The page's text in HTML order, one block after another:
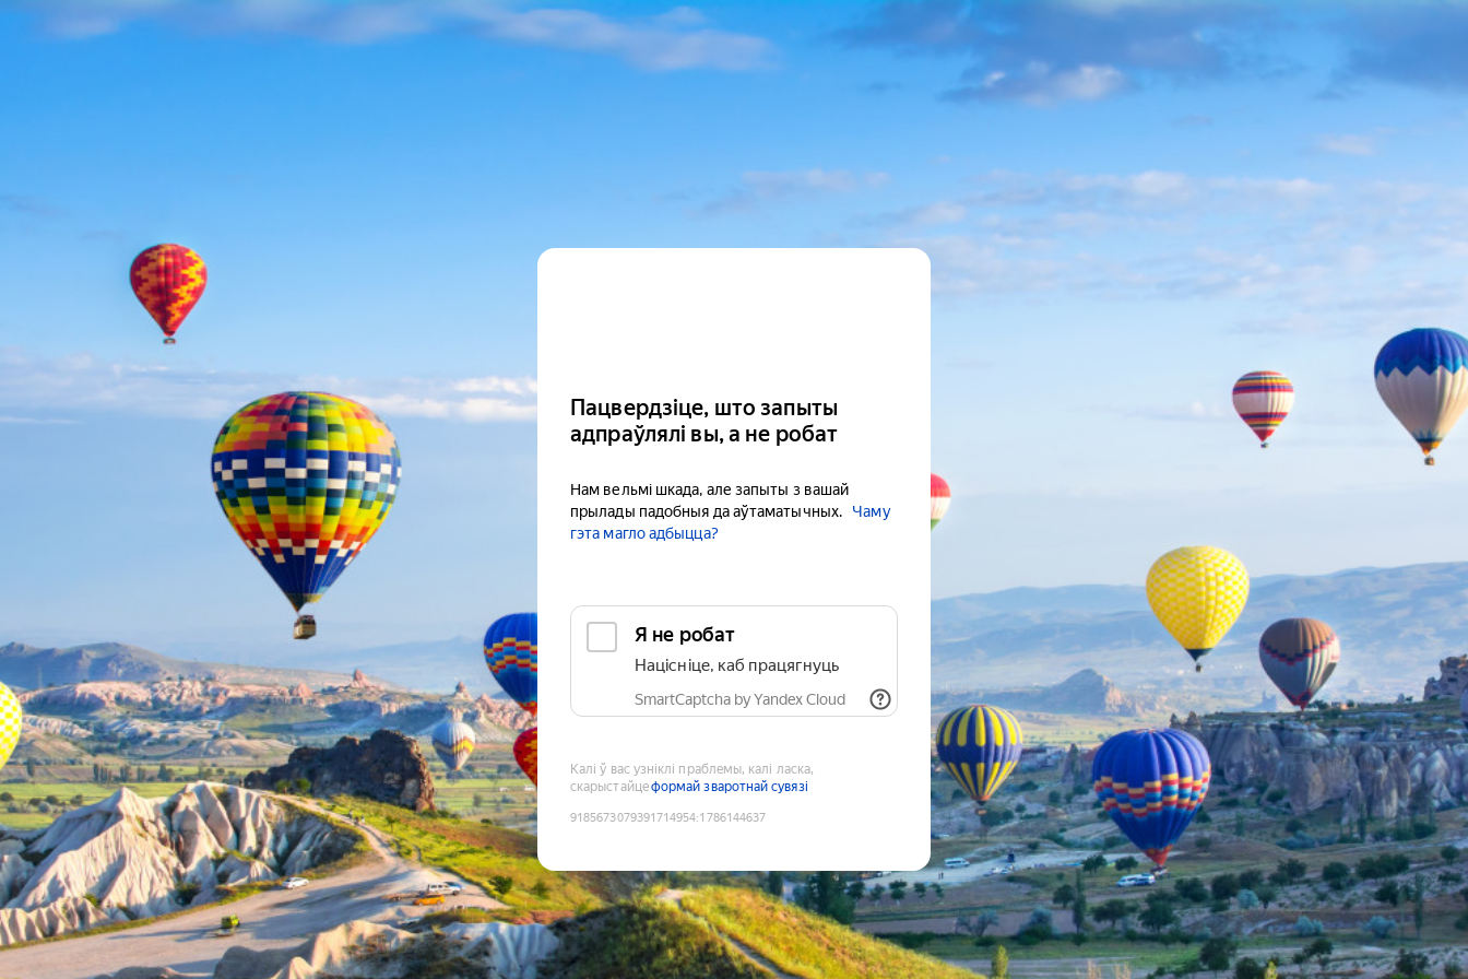
Пацвердзіце, што запыты
адпраўлялі вы, а не робат
Нам вельмі шкада, але запыты з вашай
прылады падобныя да аўтаматычных.
Чаму
гэта магло адбыцца?
Я не робат
Націсніце, каб працягнуць
SmartCaptcha by Yandex Cloud
Калі ў вас узніклі праблемы, калі ласка,
скарыстайцеформай зваротнай сувязі
9185673079391714954:1786144637